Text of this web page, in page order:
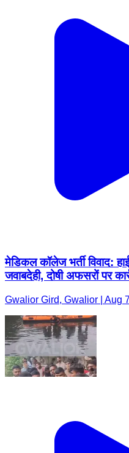
मेडिकल कॉलेज भर्ती विवाद:
जवाबदेही, दोषी अफसरों पर
Gwalior Gird, Gwalior | Aug